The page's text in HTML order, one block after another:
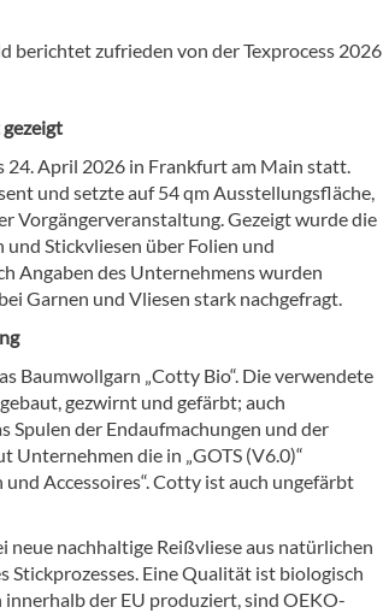
berichtet zufrieden von der Texprocess 2026
24. April 2026 in Frankfurt am Main statt.
und setzte auf 54 qm Ausstellungsfläche,
Vorgängerveranstaltung. Gezeigt wurde die
Stickvliesen über Folien und
Angaben des Unternehmens wurden
Garnen und Vliesen stark nachgefragt.
Baumwollgarn „Cotty Bio“. Die verwendete
gezwirnt und gefärbt; auch
Spulen der Endaufmachungen und der
die in „GOTS (V6.0)“
Accessoires“. Cotty ist auch ungefärbt
neue nachhaltige Reißvliese aus natürlichen
Stickprozesses. Eine Qualität ist biologisch
der EU produziert, sind OEKO-